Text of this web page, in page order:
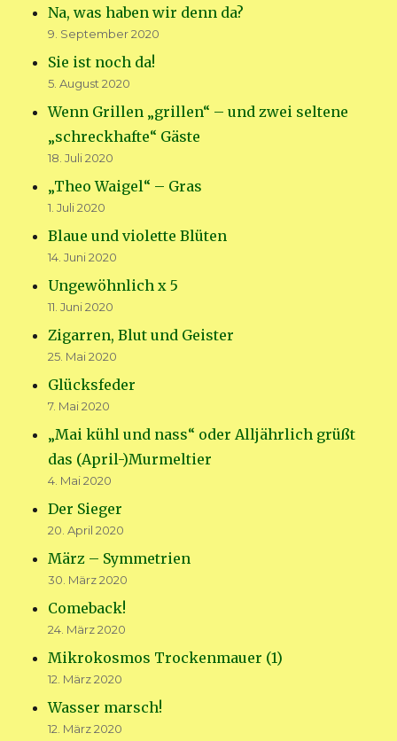
Na, was haben wir denn da?
9. September 2020
Sie ist noch da!
5. August 2020
Wenn Grillen „grillen“ – und zwei seltene
„schreckhafte“ Gäste
18. Juli 2020
„Theo Waigel“ – Gras
1. Juli 2020
Blaue und violette Blüten
14. Juni 2020
Ungewöhnlich x 5
11. Juni 2020
Zigarren, Blut und Geister
25. Mai 2020
Glücksfeder
7. Mai 2020
„Mai kühl und nass“ oder Alljährlich grüßt
das (April-)Murmeltier
4. Mai 2020
Der Sieger
20. April 2020
März – Symmetrien
30. März 2020
Comeback!
24. März 2020
Mikrokosmos Trockenmauer (1)
12. März 2020
Wasser marsch!
12. März 2020